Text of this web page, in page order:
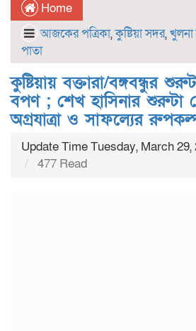
Home
আজকের পত্রিকা,কুষ্টিয়া সদর,খুলনা
পাতা
কুষ্টিয়ায় বক্তারা/বঙ্গবন্ধুর
বপণ ; শেখ হাসিনার শুরুটা
অগ্রযাত্রা ও সাফল্যের
Update Time Tuesday, March 29,
477 Read